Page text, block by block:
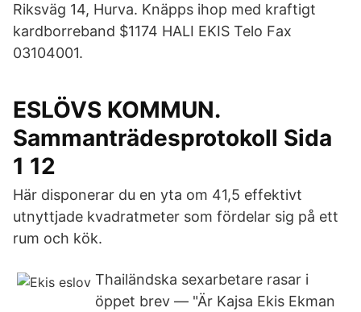
Riksväg 14, Hurva. Knäpps ihop med kraftigt
kardborreband $1174 HALI EKIS Telo Fax
03104001.
ESLÖVS KOMMUN.
Sammanträdesprotokoll Sida
1 12
Här disponerar du en yta om 41,5 effektivt
utnyttjade kvadratmeter som fördelar sig på ett
rum och kök.
Thailändska sexarbetare rasar i
öppet brev — "Är Kajsa Ekis Ekman